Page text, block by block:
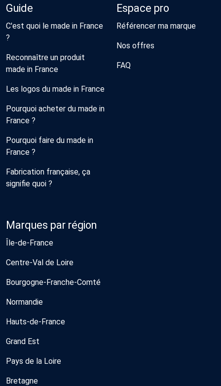
Guide
C'est quoi le made in France
?
Reconnaître un produit
made in France
Les logos du made in France
Pourquoi acheter du made in
France ?
Pourquoi faire du made in
France ?
Fabrication française, ça
signifie quoi ?
Espace pro
Référencer ma marque
Nos offres
FAQ
Marques par région
Île-de-France
Centre-Val de Loire
Bourgogne-Franche-Comté
Normandie
Hauts-de-France
Grand Est
Pays de la Loire
Bretagne